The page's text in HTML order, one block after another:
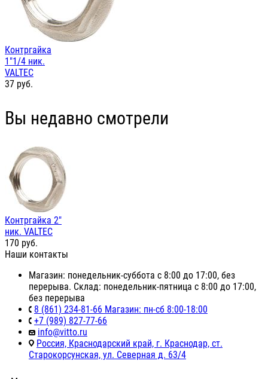
Контргайка
1"1/4 ник.
VALTEC
37 руб.
Вы недавно смотрели
Контргайка 2"
ник. VALTEC
170 руб.
Наши контакты
Магазин: понедельник-суббота с 8:00 до 17:00, без
перерыва. Склад: понедельник-пятница с 8:00 до 17:00,
без перерыва
8 (861) 234-81-66 Магазин: пн-сб 8:00-18:00
+7 (989) 827-77-66
info@vitto.ru
Россия, Краснодарский край, г. Краснодар, ст.
Старокорсунская, ул. Северная д. 63/4